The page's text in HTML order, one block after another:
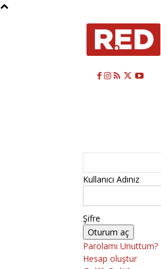
Kullanıcı Adınız
Şifre
Parolamı Unuttum?
Hesap oluştur